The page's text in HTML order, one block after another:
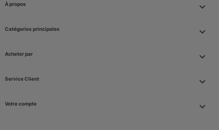
À propos 
Catégories principales 
Acheter par 
Service Client 
Votre compte 